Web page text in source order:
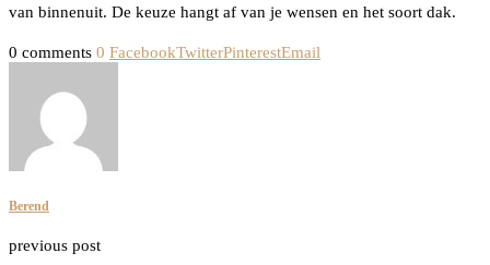
van binnenuit. De keuze hangt af van je wensen en het soort dak.
0 comments 0 FacebookTwitterPinterestEmail
Berend
previous post